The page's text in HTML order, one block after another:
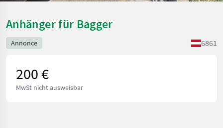
Anhänger für Bagger
Annonce 6861
200 €
MwSt nicht ausweisbar